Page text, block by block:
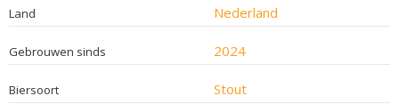
Land Nederland
Gebrouwen sinds 2024
Biersoort Stout